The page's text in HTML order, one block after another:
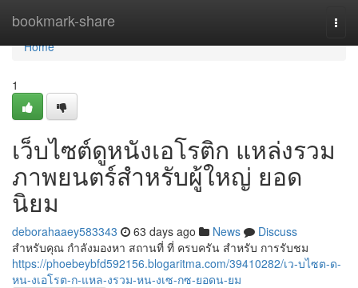
bookmark-share
Home
Home
1
เว็บไซต์ดูหนังเอโรติก แหล่งรวม
ภาพยนตร์สำหรับผู้ใหญ่ ยอด
นิยม
deborahaaey583343 63 days ago News
Discuss
สำหรับคุณ กำลังมองหา สถานที่ ที่ ครบครัน สำหรับ การรับชม
https://phoebeybfd592156.blogaritma.com/39410282/เว-บไซต-ด-
หน-งเอโรต-ก-แหล-งรวม-หน-งเซ-กซ-ยอดน-ยม